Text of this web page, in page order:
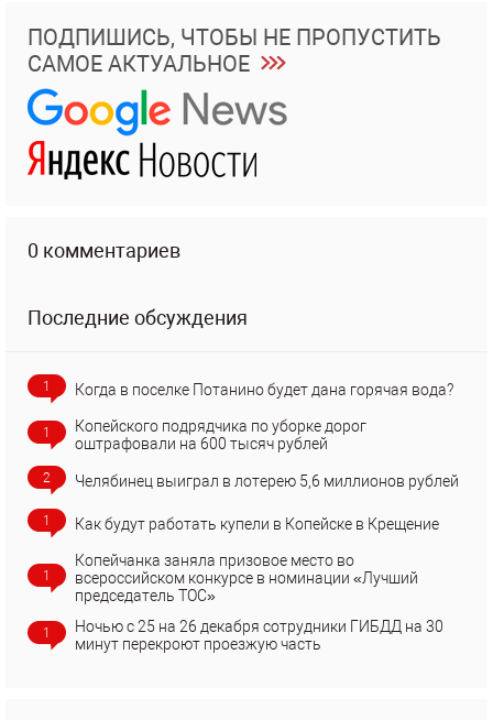
ПОДПИШИСЬ, ЧТОБЫ НЕ ПРОПУСТИТЬ
САМОЕ АКТУАЛЬНОЕ
0 комментариев
Последние обсуждения
1 Когда в поселке Потанино будет дана горячая вода?
1
Копейского подрядчика по уборке дорог
оштрафовали на 600 тысяч рублей
2 Челябинец выиграл в лотерею 5,6 миллионов рублей
1 Как будут работать купели в Копейске в Крещение
1
Копейчанка заняла призовое место во
всероссийском конкурсе в номинации «Лучший
председатель ТОС»
1
Ночью с 25 на 26 декабря сотрудники ГИБДД на 30
минут перекроют проезжую часть